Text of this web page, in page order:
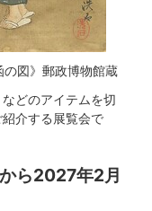
図》郵政博物館蔵
どのアイテムを切
介する展覧会で
ら2027年2月